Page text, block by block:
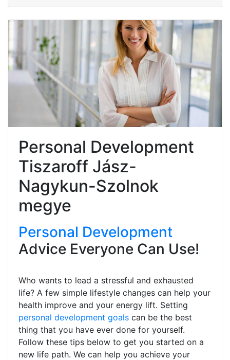
Personal Development
Tiszaroff Jász-
Nagykun-Szolnok
megye
Personal Development
Advice Everyone Can Use!
Who wants to lead a stressful and exhausted
life? A few simple lifestyle changes can help your
health improve and your energy lift. Setting
personal development goals can be the best
thing that you have ever done for yourself.
Follow these tips below to get you started on a
new life path. We can help you achieve your